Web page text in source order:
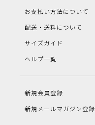
お支払い方法について
配送・送料について
サイズガイド
ヘルプ一覧
新規会員登録
新規メールマガジン登録